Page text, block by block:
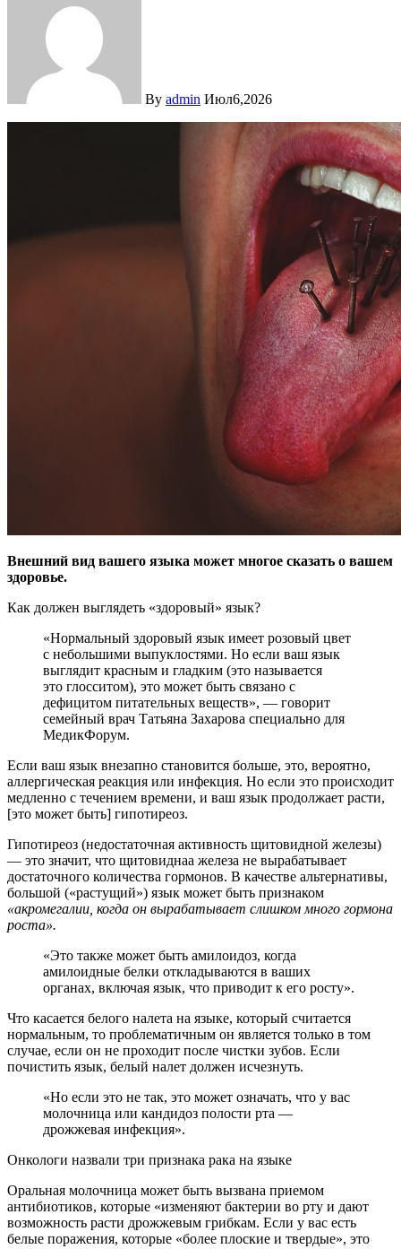
By admin Июл6,2026
Внешний вид вашего языка может многое сказать о вашем
здоровье.
Как должен выглядеть «здоровый» язык?
«Нормальный здоровый язык имеет розовый цвет
с небольшими выпуклостями. Но если ваш язык
выглядит красным и гладким (это называется
это глосситом), это может быть связано с
дефицитом питательных веществ», — говорит
семейный врач Татьяна Захарова специально для
МедикФорум.
Если ваш язык внезапно становится больше, это, вероятно,
аллергическая реакция или инфекция. Но если это происходит
медленно с течением времени, и ваш язык продолжает расти,
[это может быть] гипотиреоз.
Гипотиреоз (недостаточная активность щитовидной железы)
— это значит, что щитовиднаа железа не вырабатывает
достаточного количества гормонов. В качестве альтернативы,
большой («растущий») язык может быть признаком
«акромегалии, когда он вырабатывает слишком много гормона
роста».
«Это также может быть амилоидоз, когда
амилоидные белки откладываются в ваших
органах, включая язык, что приводит к его росту».
Что касается белого налета на языке, который считается
нормальным, то проблематичным он является только в том
случае, если он не проходит после чистки зубов. Если
почистить язык, белый налет должен исчезнуть.
«Но если это не так, это может означать, что у вас
молочница или кандидоз полости рта —
дрожжевая инфекция».
Онкологи назвали три признака рака на языке
Оральная молочница может быть вызвана приемом
антибиотиков, которые «изменяют бактерии во рту и дают
возможность расти дрожжевым грибкам. Если у вас есть
белые поражения, которые «более плоские и твердые», это